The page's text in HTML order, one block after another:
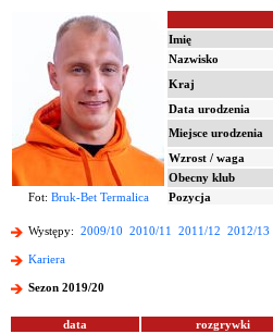
Imię
Nazwisko
Kraj
Data urodzenia
Miejsce urodzenia
Wzrost / waga
Obecny klub
Fot: Bruk-Bet Termalica Pozycja
Występy: 2009/10 2010/11 2011/12 2012/13
Kariera
Sezon 2019/20
data rozgrywki